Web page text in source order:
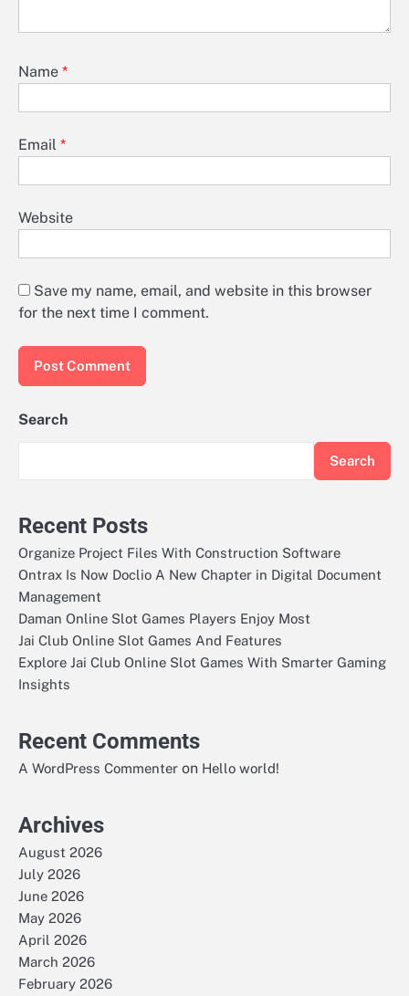
Name *
Email *
Website
Save my name, email, and website in this browser
for the next time I comment.
Search
Search
Recent Posts
Organize Project Files With Construction Software
Ontrax Is Now Doclio A New Chapter in Digital Document
Management
Daman Online Slot Games Players Enjoy Most
Jai Club Online Slot Games And Features
Explore Jai Club Online Slot Games With Smarter Gaming
Insights
Recent Comments
A WordPress Commenter on Hello world!
Archives
August 2026
July 2026
June 2026
May 2026
April 2026
March 2026
February 2026